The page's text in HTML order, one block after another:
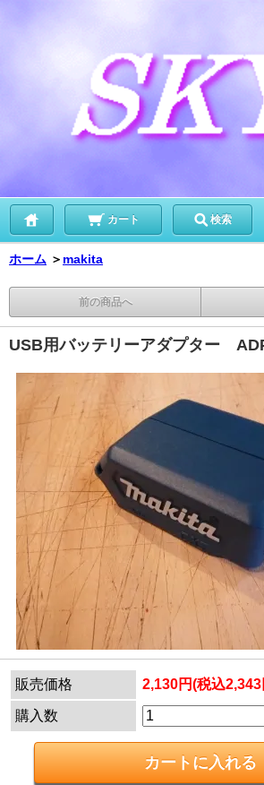
カート 検索
ホーム ＞ makita
前の商品へ
USB用バッテリーアダプター
販売価格 2,130円(税込2,343
購入数